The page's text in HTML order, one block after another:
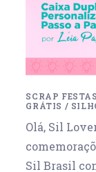
SCRAP FESTAS
GRÁTIS /
Olá, Sil
Sil Brasil